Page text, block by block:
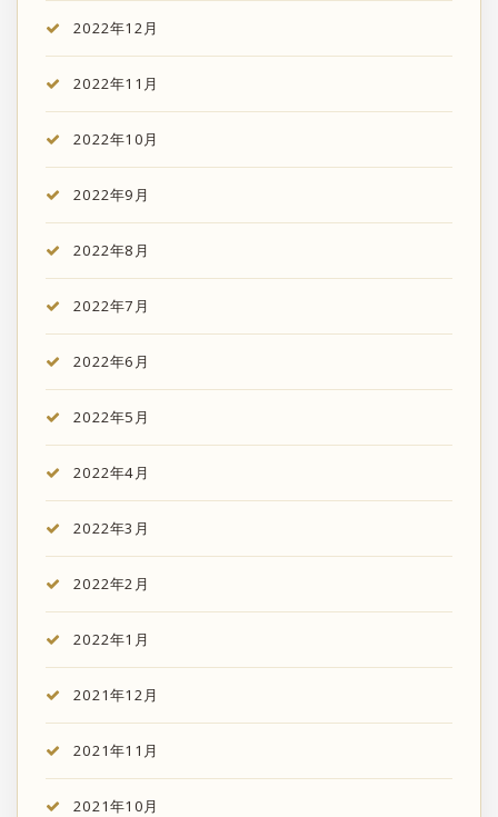
2022年12月
2022年11月
2022年10月
2022年9月
2022年8月
2022年7月
2022年6月
2022年5月
2022年4月
2022年3月
2022年2月
2022年1月
2021年12月
2021年11月
2021年10月